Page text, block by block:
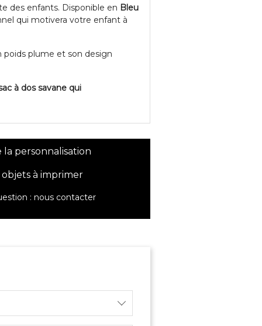
des enfants. Disponible en Bleu
qui motivera votre enfant à
poids plume et son design
à dos savane qui
personnalisation
à imprimer
: nous contacter